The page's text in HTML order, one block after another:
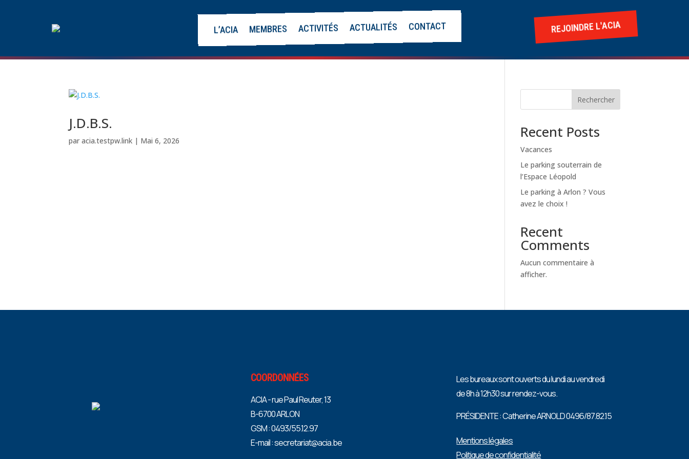
L’ACIA MEMBRES ACTIVITÉS ACTUALITÉS CONTACT REJOINDRE L'ACIA
J.D.B.S.
paracia.testpw.link | Mai 6, 2026
Rechercher
Recent Posts
Vacances
Le parking souterrain de
l’Espace Léopold
Le parking à Arlon ? Vous
avez le choix !
Recent
Comments
Aucun commentaire à
afficher.
COORDONNÉES
ACIA - rue Paul Reuter, 13
B-6700 ARLON
GSM : 0493/55.12.97
E-mail : secretariat@acia.be
Les bureaux sont ouverts du lundi au vendredi
de 8h à 12h30 sur rendez-vous.
PRÉSIDENTE : Catherine ARNOLD 0496/87.82.15
Mentions légales
Politique de confidentialité